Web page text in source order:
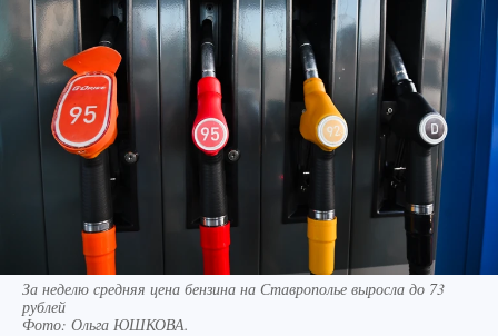
За неделю средняя цена бензина на Ставрополье выросла до 73
рублей
Фото: Ольга ЮШКОВА.